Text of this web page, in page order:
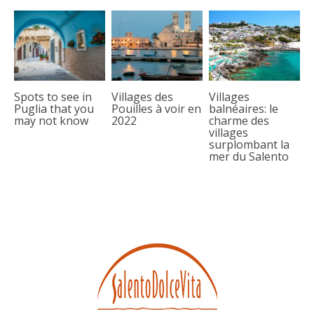
Spots to see in
Puglia that you
may not know
Villages des
Pouilles à voir en
2022
Villages
balnéaires: le
charme des
villages
surplombant la
mer du Salento